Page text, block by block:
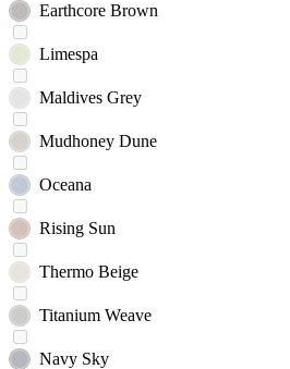
Earthcore Brown
Limespa
Maldives Grey
Mudhoney Dune
Oceana
Rising Sun
Thermo Beige
Titanium Weave
Navy Sky